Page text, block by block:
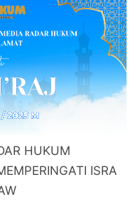
HUKUM
ISRA